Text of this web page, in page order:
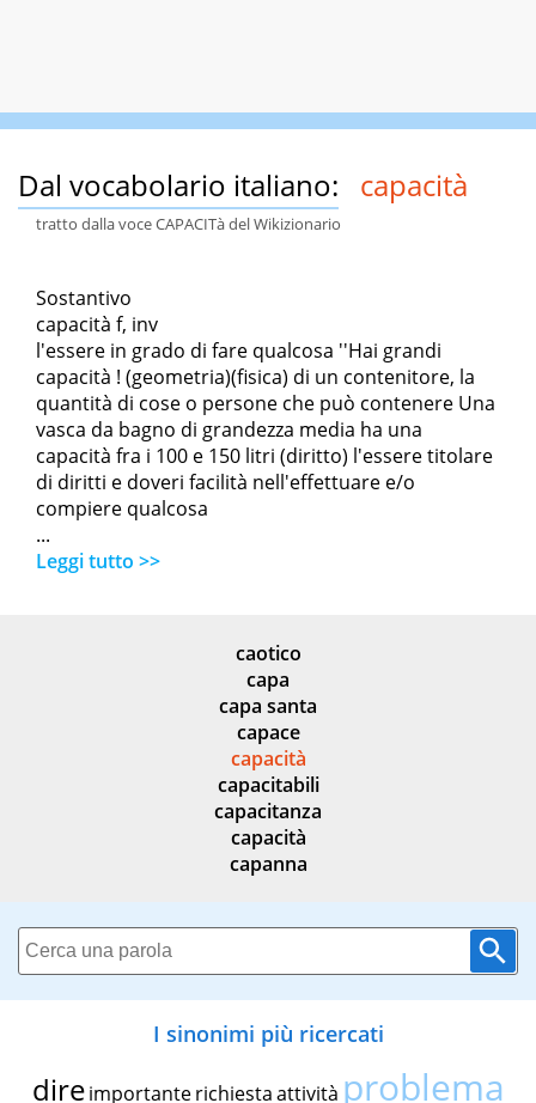
Dal vocabolario italiano: capacità
tratto dalla voce CAPACITà del Wikizionario
Sostantivo
capacità f, inv
l'essere in grado di fare qualcosa ''Hai grandi
capacità ! (geometria)(fisica) di un contenitore, la
quantità di cose o persone che può contenere Una
vasca da bagno di grandezza media ha una
capacità fra i 100 e 150 litri (diritto) l'essere titolare
di diritti e doveri facilità nell'effettuare e/o
compiere qualcosa
...
Leggi tutto >>
caotico
capa
capa santa
capace
capacità
capacitabili
capacitanza
capacità
capanna
I sinonimi più ricercati
dire importante richiestaattività problema